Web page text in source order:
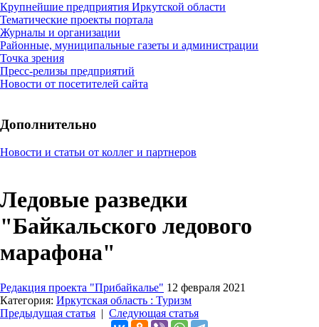
Крупнейшие предприятия Иркутской области
Тематические проекты портала
Журналы и организации
Районные, муниципальные газеты и администрации
Точка зрения
Пресс-релизы предприятий
Новости от посетителей сайта
Дополнительно
Новости и статьи от коллег и партнеров
Ледовые разведки
"Байкальского ледового
марафона"
Редакция проекта "Прибайкалье" 12 февраля 2021
Категория: Иркутская область : Туризм
Предыдущая статья | Следующая статья